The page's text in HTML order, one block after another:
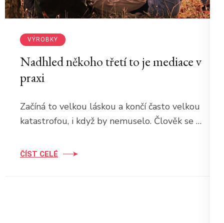
VÝROBKY
Nadhled někoho třetí to je mediace v
praxi
Začíná to velkou láskou a končí často velkou
katastrofou, i když by nemuselo. Člověk se …
ČÍST CELÉ